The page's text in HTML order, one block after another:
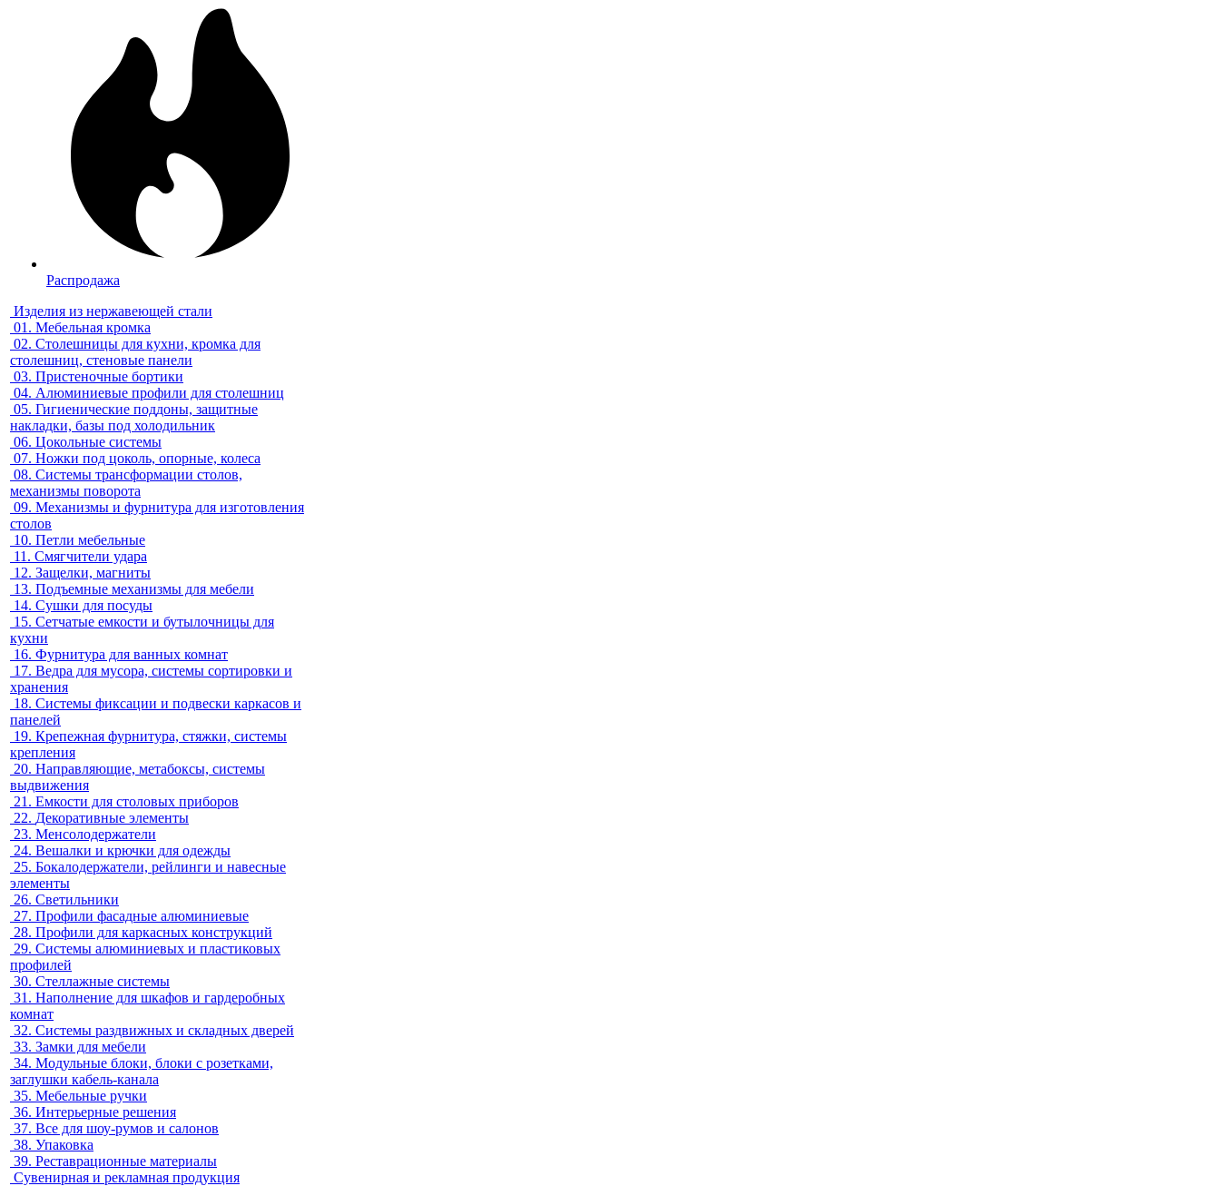
Распродажа
Изделия из нержавеющей стали
01. Мебельная кромка
02. Столешницы для кухни, кромка для
столешниц, стеновые панели
03. Пристеночные бортики
04. Алюминиевые профили для столешниц
05. Гигиенические поддоны, защитные
накладки, базы под холодильник
06. Цокольные системы
07. Ножки под цоколь, опорные, колеса
08. Системы трансформации столов,
механизмы поворота
09. Механизмы и фурнитура для изготовления
столов
10. Петли мебельные
11. Смягчители удара
12. Защелки, магниты
13. Подъемные механизмы для мебели
14. Сушки для посуды
15. Сетчатые емкости и бутылочницы для
кухни
16. Фурнитура для ванных комнат
17. Ведра для мусора, системы сортировки и
хранения
18. Системы фиксации и подвески каркасов и
панелей
19. Крепежная фурнитура, стяжки, системы
крепления
20. Направляющие, метабоксы, системы
выдвижения
21. Емкости для столовых приборов
22. Декоративные элементы
23. Менсолодержатели
24. Вешалки и крючки для одежды
25. Бокалодержатели, рейлинги и навесные
элементы
26. Светильники
27. Профили фасадные алюминиевые
28. Профили для каркасных конструкций
29. Системы алюминиевых и пластиковых
профилей
30. Стеллажные системы
31. Наполнение для шкафов и гардеробных
комнат
32. Системы раздвижных и складных дверей
33. Замки для мебели
34. Модульные блоки, блоки с розетками,
заглушки кабель-канала
35. Мебельные ручки
36. Интерьерные решения
37. Все для шоу-румов и салонов
38. Упаковка
39. Реставрационные материалы
Сувенирная и рекламная продукция